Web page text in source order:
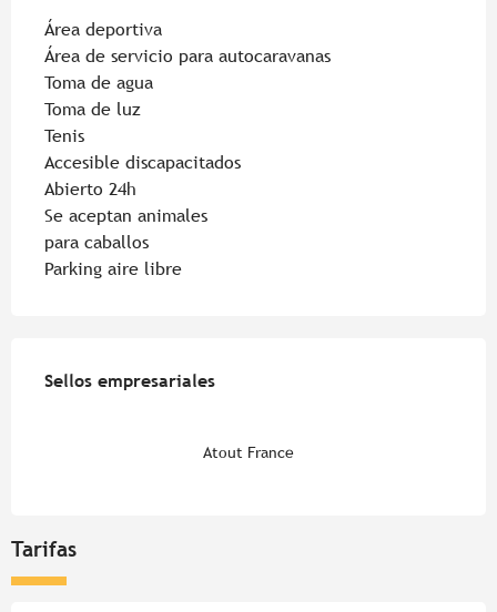
Área deportiva
Área de servicio para autocaravanas
Toma de agua
Toma de luz
Tenis
Accesible discapacitados
Abierto 24h
Se aceptan animales
para caballos
Parking aire libre
Sellos empresariales
Sellos empresariales
Atout France
Tarifas